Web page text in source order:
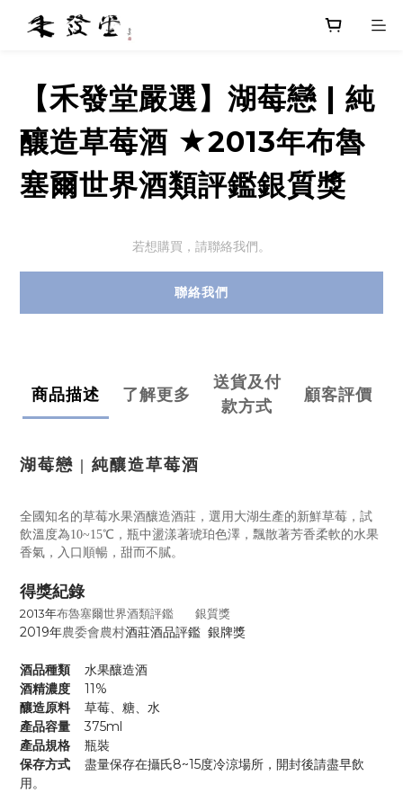
【禾發堂嚴選】湖莓戀 | 純
釀造草莓酒 ★2013年布魯
塞爾世界酒類評鑑銀質獎
若想購買，請聯絡我們。
聯絡我們
商品描述 了解更多
送貨及付
款方式
顧客評價
湖莓戀 | 純釀造草莓酒
全國知名的草莓水果酒釀造酒莊，選用大湖生產的新鮮草莓，試
飲溫度為10~15℃，瓶中盪漾著琥珀色澤，飄散著芳香柔軟的水果
香氣，入口順暢，甜而不膩。
得獎紀錄
2013年布魯塞爾世界酒類評鑑
銀質獎
2019年農委會農村酒莊酒品評鑑 銀牌獎
酒品種類 水果釀造酒
酒精濃度 11%
釀造原料草莓、糖、水
產品容量 375ml
產品規格 瓶裝
保存方式 盡量保存在攝氏8~15度冷涼場所，開封後請盡早飲
用。